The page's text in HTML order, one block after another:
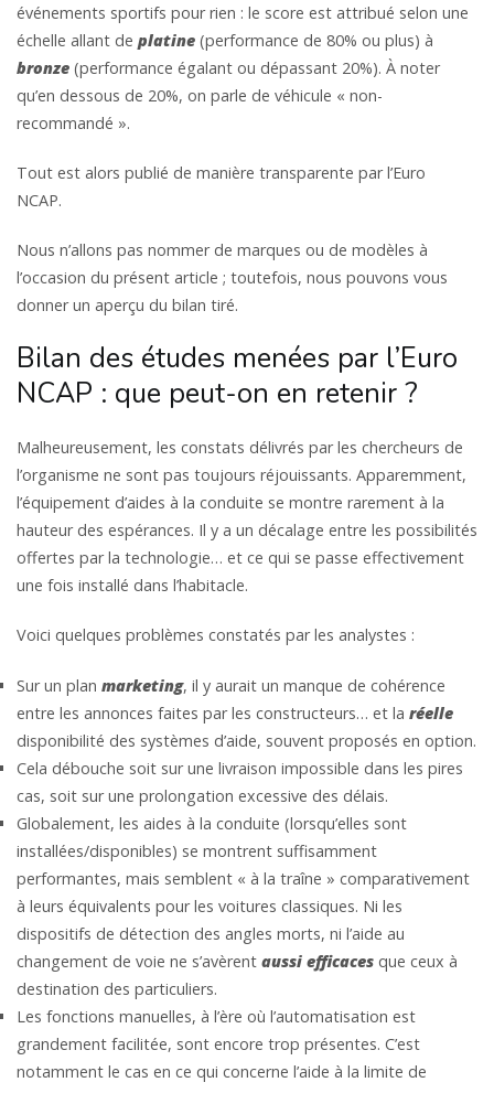
événements sportifs pour rien : le score est attribué selon une
échelle allant de platine (performance de 80% ou plus) à
bronze (performance égalant ou dépassant 20%). À noter
qu’en dessous de 20%, on parle de véhicule « non-
recommandé ».
Tout est alors publié de manière transparente par l’Euro
NCAP.
Nous n’allons pas nommer de marques ou de modèles à
l’occasion du présent article ; toutefois, nous pouvons vous
donner un aperçu du bilan tiré.
Bilan des études menées par l’Euro
NCAP : que peut-on en retenir ?
Malheureusement, les constats délivrés par les chercheurs de
l’organisme ne sont pas toujours réjouissants. Apparemment,
l’équipement d’aides à la conduite se montre rarement à la
hauteur des espérances. Il y a un décalage entre les possibilités
offertes par la technologie… et ce qui se passe effectivement
une fois installé dans l’habitacle.
Voici quelques problèmes constatés par les analystes :
Sur un plan marketing, il y aurait un manque de cohérence
entre les annonces faites par les constructeurs… et la réelle
disponibilité des systèmes d’aide, souvent proposés en option.
Cela débouche soit sur une livraison impossible dans les pires
cas, soit sur une prolongation excessive des délais.
Globalement, les aides à la conduite (lorsqu’elles sont
installées/disponibles) se montrent suffisamment
performantes, mais semblent « à la traîne » comparativement
à leurs équivalents pour les voitures classiques. Ni les
dispositifs de détection des angles morts, ni l’aide au
changement de voie ne s’avèrent aussi efficaces que ceux à
destination des particuliers.
Les fonctions manuelles, à l’ère où l’automatisation est
grandement facilitée, sont encore trop présentes. C’est
notamment le cas en ce qui concerne l’aide à la limite de